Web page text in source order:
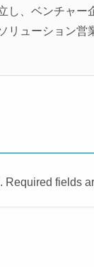
し、ベンチャ
リューション
fields